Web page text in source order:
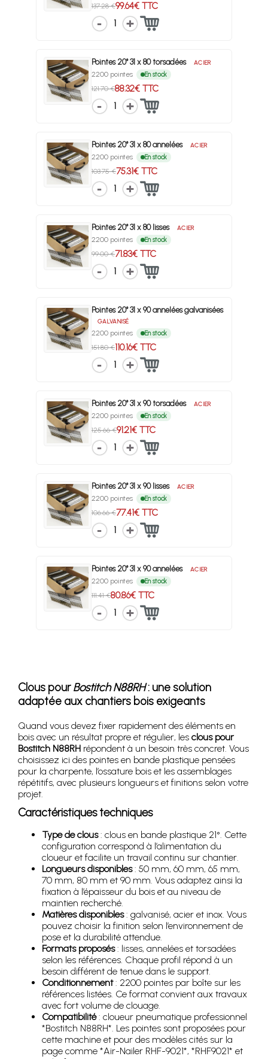
137.28 €99.64€ TTC
1
Pointes 20° 31 x 80 torsadées ACIER
2200 pointes En stock
121.70 €88.32€ TTC
1
Pointes 20° 31 x 80 annelées ACIER
2200 pointes En stock
103.75 €75.31€ TTC
1
Pointes 20° 31 x 80 lisses ACIER
2200 pointes En stock
99.00 €71.83€ TTC
1
Pointes 20° 31 x 90 annelées galvanisées
GALVANISÉ
2200 pointes En stock
151.80 €110.16€ TTC
1
Pointes 20° 31 x 90 torsadées ACIER
2200 pointes En stock
125.66 €91.21€ TTC
1
Pointes 20° 31 x 90 lisses ACIER
2200 pointes En stock
106.66 €77.41€ TTC
1
Pointes 20° 31 x 90 annelées ACIER
2200 pointes En stock
111.41 €80.86€ TTC
1
Clous pourBostitch N88RH: une solution
adaptée aux chantiers bois exigeants
Quand vous devez fixer rapidement des éléments en
bois avec un résultat propre et régulier, les clous pour
Bostitch N88RH répondent à un besoin très concret. Vous
choisissez ici des pointes en bande plastique pensées
pour la charpente, l’ossature bois et les assemblages
répétitifs, avec plusieurs longueurs et finitions selon votre
projet.
Caractéristiques techniques
Type de clous: clous en bande plastique 21°. Cette
configuration correspond à l’alimentation du
cloueur et facilite un travail continu sur chantier.
Longueurs disponibles: 50 mm, 60 mm, 65 mm,
70 mm, 80 mm et 90 mm. Vous adaptez ainsi la
fixation à l’épaisseur du bois et au niveau de
maintien recherché.
Matières disponibles: galvanisé, acier et inox. Vous
pouvez choisir la finition selon l’environnement de
pose et la durabilité attendue.
Formats proposés: lisses, annelées et torsadées
selon les références. Chaque profil répond à un
besoin différent de tenue dans le support.
Conditionnement: 2200 pointes par boîte sur les
références listées. Ce format convient aux travaux
avec fort volume de clouage.
Compatibilité: cloueur pneumatique professionnel
*Bostitch N88RH*. Les pointes sont proposées pour
cette machine et pour des modèles cités sur la
page comme *Air-Nailer RHF-9021*, *RHF9021* et